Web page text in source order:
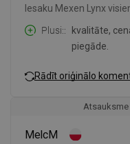
Iesaku Mexen Lynx
Plusi:
kvalitāte,
piegāde.
Rādīt oriģinālo
MelcM